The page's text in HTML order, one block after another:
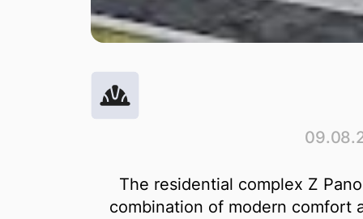
The residential complex Z
combination of modern comfort